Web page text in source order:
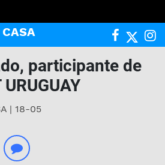
participante de
| 18-05